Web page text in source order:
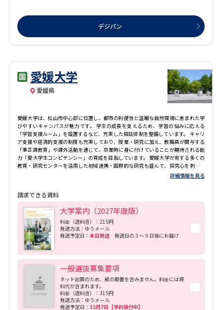
デジパン
愛媛大学
愛媛県
愛媛大学は、松山市中心部に位置し、都市の利便性と温暖な自然環境に恵まれた学
びやすいキャンパスが魅力です。 学生の成長を支えるため、学習の悩みに応える
「学習支援ルーム」を設置するなど、充実した相談体制を整備しています。 キャリ
ア支援や経済的支援の制度も充実しており、授業・研究に加え、教職員が関与する
「準正課教育」や課外活動を通じて、卒業時に身に付けていることが期待される能
力「愛大学生コンピテンシー」の育成を目指しています。 愛媛大学が有する多くの
教育・研究センターを活用した地域連携・国際的な研究も盛んで、探究心を刺激し
詳細情報を見る
請求できる資料
大学案内（2027年度版）
料金（送料含）：215円
発送方法：ゆうメール
発送予定日： 本日発送 発送日の３～５日後にお届け
一般選抜募集要項
ネット出願のため、紙の願書を含みません。料金には資
料代が含まれます。
料金（送料含）：315円
発送方法：ゆうメール
発送予定日： 12月7日【予約受付中】